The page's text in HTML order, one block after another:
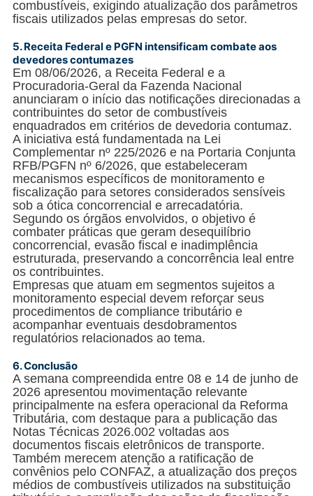
combustíveis, exigindo atualização dos parâmetros
fiscais utilizados pelas empresas do setor.
5.Receita Federal e PGFN intensificam combate aos
devedores contumazes
Em 08/06/2026, a Receita Federal e a
Procuradoria-Geral da Fazenda Nacional
anunciaram o início das notificações direcionadas a
contribuintes do setor de combustíveis
enquadrados em critérios de devedoria contumaz.
A iniciativa está fundamentada na Lei
Complementar nº 225/2026 e na Portaria Conjunta
RFB/PGFN nº 6/2026, que estabeleceram
mecanismos específicos de monitoramento e
fiscalização para setores considerados sensíveis
sob a ótica concorrencial e arrecadatória.
Segundo os órgãos envolvidos, o objetivo é
combater práticas que geram desequilíbrio
concorrencial, evasão fiscal e inadimplência
estruturada, preservando a concorrência leal entre
os contribuintes.
Empresas que atuam em segmentos sujeitos a
monitoramento especial devem reforçar seus
procedimentos de compliance tributário e
acompanhar eventuais desdobramentos
regulatórios relacionados ao tema.
6.Conclusão
A semana compreendida entre 08 e 14 de junho de
2026 apresentou movimentação relevante
principalmente na esfera operacional da Reforma
Tributária, com destaque para a publicação das
Notas Técnicas 2026.002 voltadas aos
documentos fiscais eletrônicos de transporte.
Também merecem atenção a ratificação de
convênios pelo CONFAZ, a atualização dos preços
médios de combustíveis utilizados na substituição